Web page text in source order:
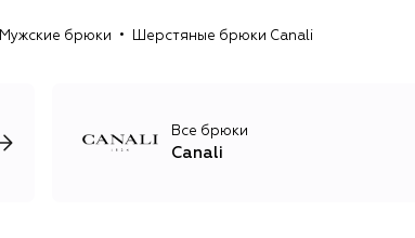
классикой: характерными шелковыми галстуками с
Мужские брюки Шерстяные брюки Canali
Все брюки
Canali